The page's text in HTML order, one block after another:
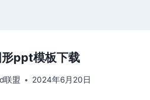
形ppt模板下载
联盟 2024年6月20日